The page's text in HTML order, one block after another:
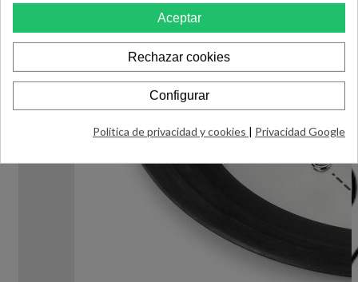
Aceptar
Rechazar cookies
Configurar
Política de privacidad y cookies | Privacidad Google